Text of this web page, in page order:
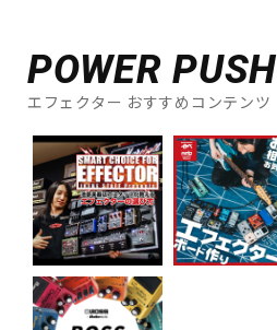
POWER PUSH
エフェクター おすすめコンテンツ